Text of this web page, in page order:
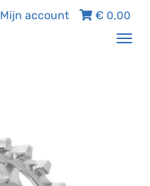
€ 0,00
Mijn account